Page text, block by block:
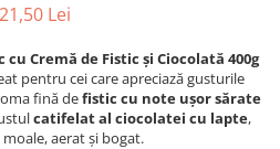
21,50 Lei
cu Cremă de Fistic și Ciocolată 400g
pentru cei care apreciază gusturile
fină defistic cu note ușor sărate
catifelat al ciocolatei cu lapte,
aerat și bogat.